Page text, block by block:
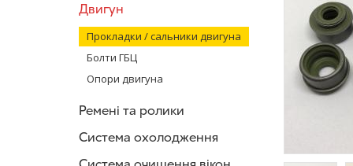
Двигун
Прокладки / сальники двигуна
Болти ГБЦ
Опори двигуна
Ремені та ролики
Система охолодження